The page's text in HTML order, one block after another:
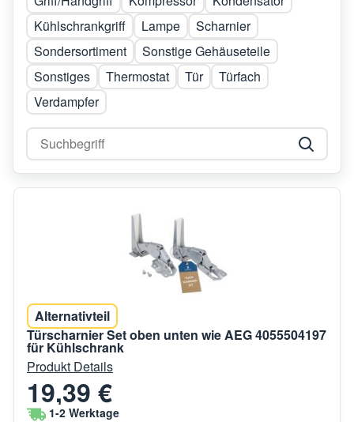
Kühlschrankgriff
Lampe
Scharnier
Sondersortiment
Sonstige Gehäuseteile
Sonstiges
Thermostat Tür
Türfach
Verdampfer
Alternativteil
Türscharnier Set oben unten wie AEG 4055504197
für Kühlschrank
Produkt Details
19,39 €
1-2 Werktage